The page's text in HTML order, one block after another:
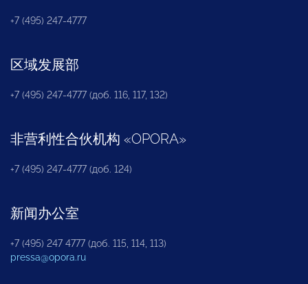
+7 (495) 247-4777
区域发展部
+7 (495) 247-4777 (доб. 116, 117, 132)
非营利性合伙机构 «OPORA»
+7 (495) 247-4777 (доб. 124)
新闻办公室
+7 (495) 247 4777 (доб. 115, 114, 113)
pressa@opora.ru